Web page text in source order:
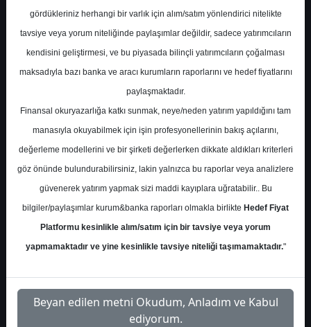
Şeker Yatırım TAVHL için hedef fiyatını
425.3 TL'den 440 TL'ye yükseltti,
tavsiyesini AL olarak korudu.
TAV Havalimanları, 4Ç25’te €24,6mn net
zarar açıklayarak piyasa beklentisi olan
€11mn net zararın üzerinde gerçekleşti.
Satış gelirlerinin düşük kalması, faaliyet
karlılığı ve yüksek net finansman giderleri
net zararı artırdı. 2025 yılı net karı ise
€50,7mn ile yıllık %72 düşüş gösterdi; bu
düşüşte ertelenmiş vergi gideri (€76mn),
olmayan tek seferlik faiz takası (€7,5mn)
etkili oldu.
gördükleriniz herhangi bir varlık için alım/satım yönlendirici nitelikte
tavsiye veya yorum niteliğinde paylaşımlar değildir, sadece yatırımcıların
kendisini geliştirmesi, ve bu piyasada bilinçli yatırımcıların çoğalması
maksadıyla bazı banka ve aracı kurumların raporlarını ve hedef fiyatlarını
paylaşmaktadır.
Finansal okuryazarlığa katkı sunmak, neye/neden yatırım yapıldığını tam
manasıyla okuyabilmek için işin profesyonellerinin bakış açılarını,
değerleme modellerini ve bir şirketi değerlerken dikkate aldıkları kriterleri
göz önünde bulundurabilirsiniz, lakin yalnızca bu raporlar veya analizlere
güvenerek yatırım yapmak sizi maddi kayıplara uğratabilir.. Bu
bilgiler/paylaşımlar kurum&banka raporları olmakla birlikte Hedef Fiyat
Platformu kesinlikle alım/satım için bir tavsiye veya yorum
yapmamaktadır ve yine kesinlikle tavsiye niteliği taşımamaktadır."
Beyan edilen metni Okudum, Anladım ve Kabul
ediyorum.